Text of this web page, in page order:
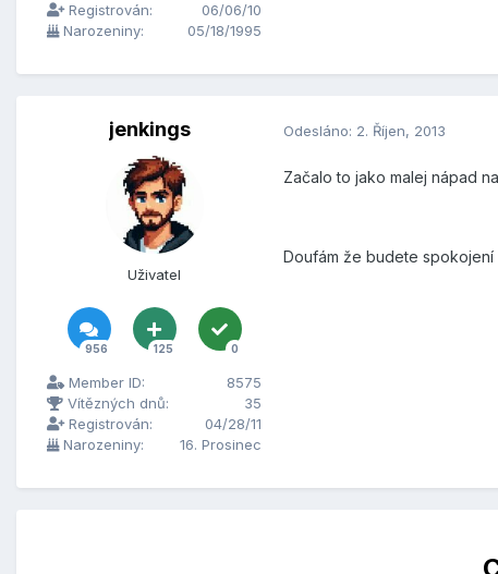
Registrován:
06/06/10
Narozeniny:
05/18/1995
jenkings
Uživatel
956 125 0
Member ID:
8575
Vítězných dnů:
35
Registrován:
04/28/11
Narozeniny:
16. Prosinec
Odesláno: 2. Říjen, 2013
Začalo to jako malej nápad
Doufám že budete